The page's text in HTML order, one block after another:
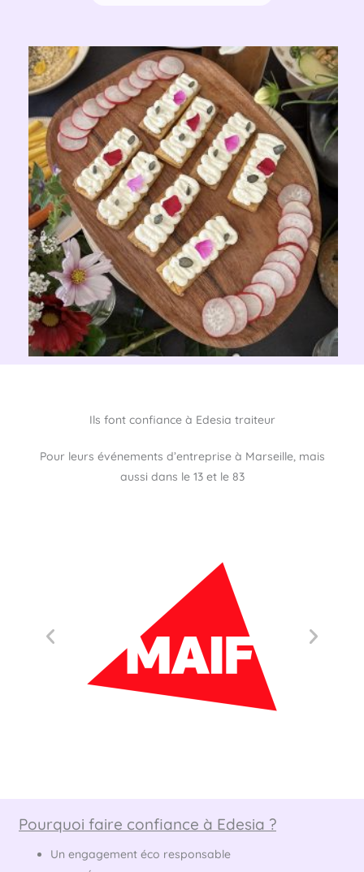
Ils font confiance à Edesia traiteur
Pour leurs événements d’entreprise à Marseille, mais
aussi dans le 13 et le 83
Pourquoi faire confiance à Edesia ?
Un engagement éco responsable